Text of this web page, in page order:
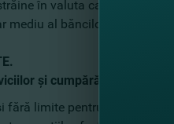
în valuta cardului va fi
mediu al băncilor naţionale.
.
şi cumpărăturile peste
fără limite pentru orice tip de